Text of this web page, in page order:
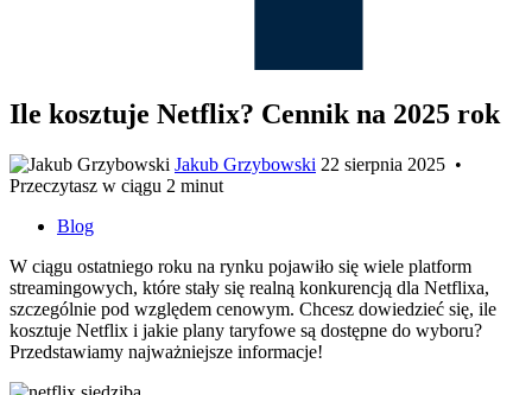
Ile kosztuje Netflix? Cennik na 2025 rok
Jakub Grzybowski 22 sierpnia 2025 •
Przeczytasz w ciągu 2 minut
Blog
W ciągu ostatniego roku na rynku pojawiło się wiele platform
streamingowych, które stały się realną konkurencją dla Netflixa,
szczególnie pod względem cenowym. Chcesz dowiedzieć się, ile
kosztuje Netflix i jakie plany taryfowe są dostępne do wyboru?
Przedstawiamy najważniejsze informacje!